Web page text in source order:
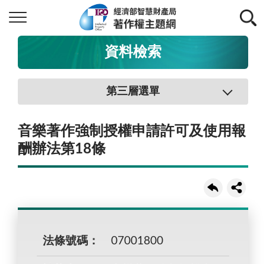
資料檢索
第三層選單
音樂著作強制授權申請許可及使用報
酬辦法第18條
法條號碼： 07001800